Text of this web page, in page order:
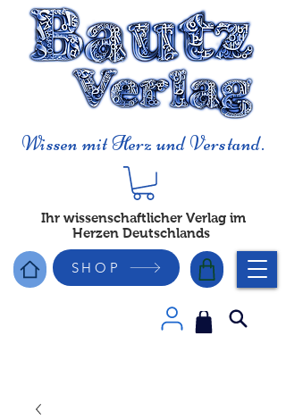
Wissen mit Herz und Verstand.
Ihr wissenschaftlicher Verlag im
Herzen Deutschlands
SHOP